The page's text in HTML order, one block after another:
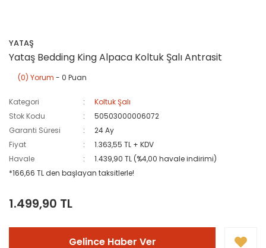
YATAŞ
Yataş Bedding King Alpaca Koltuk Şalı Antrasit
(0) Yorum - 0 Puan
Kategori
Koltuk Şalı
Stok Kodu
50503000006072
Garanti Süresi
24 Ay
Fiyat
1.363,55 TL + KDV
Havale
1.439,90 TL (%4,00 havale indirimi)
*166,66 TL den başlayan taksitlerle!
1.499,90 TL
Gelince Haber Ver